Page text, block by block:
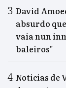
David
absurdo
vaia nun
baleiros"
Noticias de